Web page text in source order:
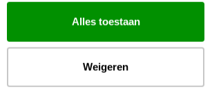
Alles toestaan
Weigeren